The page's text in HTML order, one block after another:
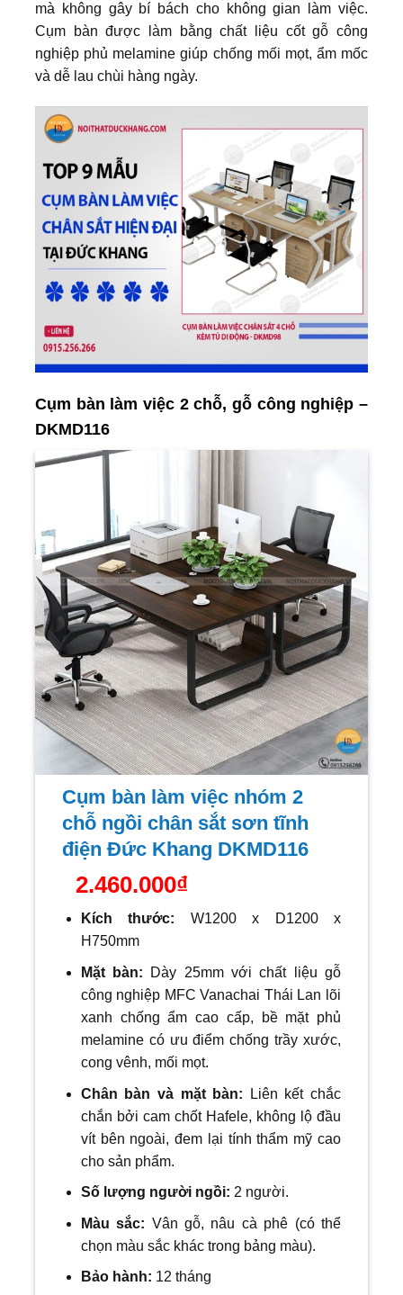
mà không gây bí bách cho không gian làm việc.
Cụm bàn được làm bằng chất liệu cốt gỗ công
nghiệp phủ melamine giúp chống mối mọt, ẩm mốc
và dễ lau chùi hàng ngày.
Cụm bàn làm việc 2 chỗ, gỗ công nghiệp –
DKMD116
Cụm bàn làm việc nhóm 2
chỗ ngồi chân sắt sơn tĩnh
điện Đức Khang DKMD116
2.460.000₫
Kích thước: W1200 x D1200 x
H750mm
Mặt bàn: Dày 25mm vớichất liệu gỗ
công nghiệp MFC Vanachai Thái Lan lõi
xanh chống ẩm cao cấp, bề mặt phủ
melamine có ưu điểm chống trầy xước,
cong vênh, mối mọt.
Chân bàn và mặt bàn: Liên kết chắc
chắn bởi cam chốt Hafele, không lộ đầu
vít bên ngoài, đem lại tính thẩm mỹ cao
cho sản phẩm.
Số lượng người ngồi: 2 người.
Màu sắc: Vân gỗ, nâu cà phê (có thể
chọn màu sắc khác trong bảng màu).
Bảo hành: 12 tháng